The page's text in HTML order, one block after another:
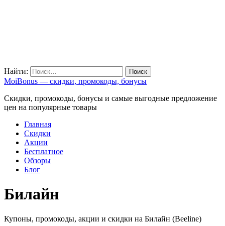
Найти:
MoiBonus — скидки, промокоды, бонусы
Скидки, промокоды, бонусы и самые выгодные предложение
цен на популярные товары
Главная
Скидки
Акции
Бесплатное
Обзоры
Блог
Билайн
Купоны, промокоды, акции и скидки на Билайн (Beeline)